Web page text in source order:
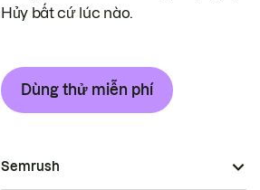
Hủy bất cứ lúc nào.
Dùng thử miễn phí
Semrush